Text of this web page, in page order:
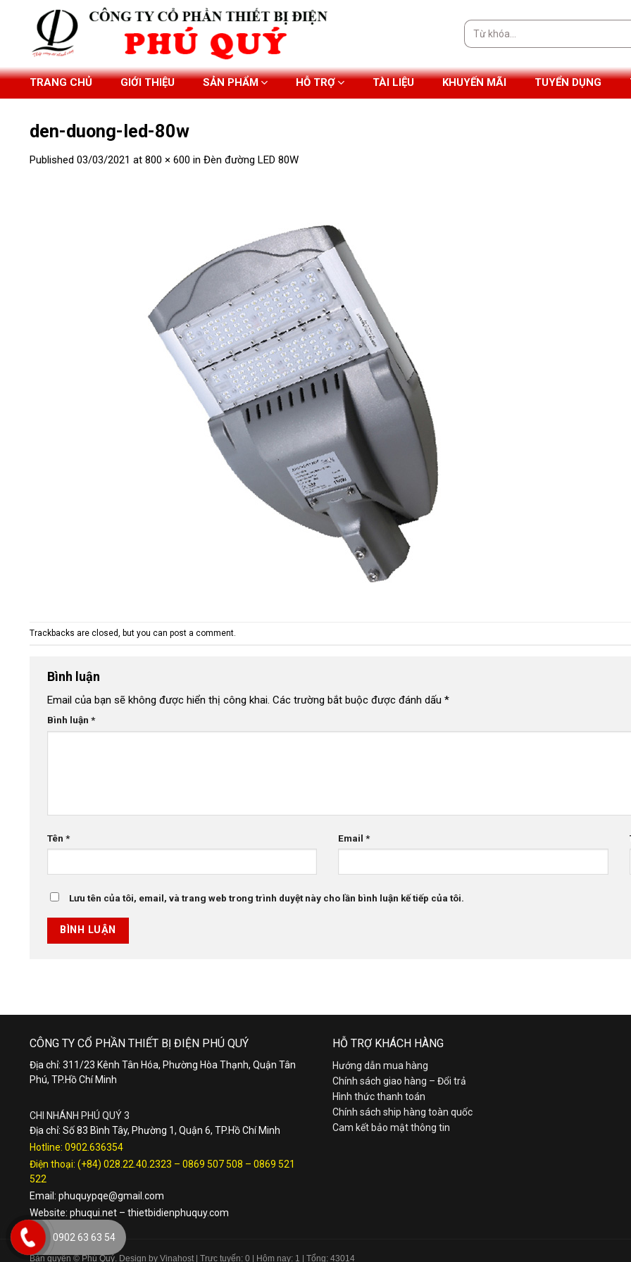
Tìm
kiếm:
TRANG CHỦ GIỚI THIỆU SẢN PHẨM HỖ TRỢ TÀI LIỆU KHUYẾN MÃI TUYỂN DỤNG
den-duong-led-80w
Published 03/03/2021 at 800 × 600 in Đèn đường LED 80W
Trackbacks are closed, but you can post a comment
Bình luận
Email của bạn sẽ không được hiển thị công khai. Các trường bắt buộc được đánh dấu *
Bình luận *
Tên * Email*
Lưu tên của tôi, email, và trang web trong trình duyệt này cho lần bình luận kế tiếp của tôi.
CÔNG TY CỔ PHẦN THIẾT BỊ ĐIỆN PHÚ QUÝ
Địa chỉ: 311/23 Kênh Tân Hóa, Phường Hòa Thạnh, Quận Tân
Phú, TP.Hồ Chí Minh
CHI NHÁNH PHÚ QUÝ 3
Địa chỉ: Số 83 Bình Tây, Phường 1, Quận 6, TP.Hồ Chí Minh
Hotline: 0902.636354
Điện thoại: (+84) 028.22.40.2323 – 0869 507 508 – 0869 521
522
Email: phuquypqe@gmail.com
Website: phuqui.net – thietbidienphuquy.com
HỖ TRỢ KHÁCH HÀNG
Hướng dẫn mua hàng
Chính sách giao hàng – Đổi trả
Hình thức thanh toán
Chính sách ship hàng toàn quốc
Cam kết bảo mật thông tin
Bản quyền © Phú Quý. Design by Vinahost | Trực tuyến: 0 | Hôm nay: 1 | Tổng: 43014
0902 63 63 54